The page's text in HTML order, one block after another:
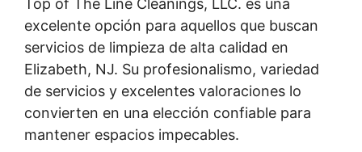
Top of The Line Cleanings, LLC. es una
excelente opción para aquellos que buscan
servicios de limpieza de alta calidad en
Elizabeth, NJ. Su profesionalismo, variedad
de servicios y excelentes valoraciones lo
convierten en una elección confiable para
mantener espacios impecables.